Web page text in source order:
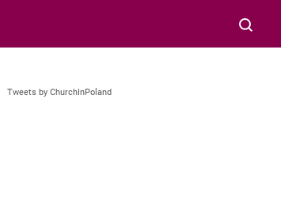
Tweets by ChurchInPoland